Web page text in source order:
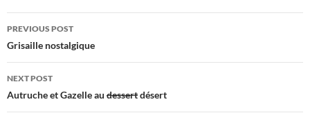
Post
navigation
PREVIOUS POST
Grisaille nostalgique
NEXT POST
Autruche et Gazelle au dessertdésert